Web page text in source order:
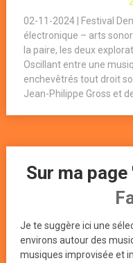
02-11-2024 | Festival
électronique – arts
la paire, les deux
Oscillant entre une
enchevêtrés tout droit
Jean-Philippe Gross et
Sur ma
Je te suggère ici une
environs autour des
musiques improvisée et